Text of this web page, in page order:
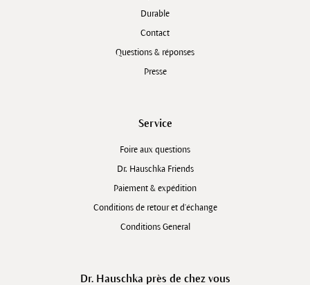
Durable
Contact
Questions & réponses
Presse
Service
Foire aux questions
Dr. Hauschka Friends
Paiement & expédition
Conditions de retour et d'échange
Conditions General
Dr. Hauschka près de chez vous